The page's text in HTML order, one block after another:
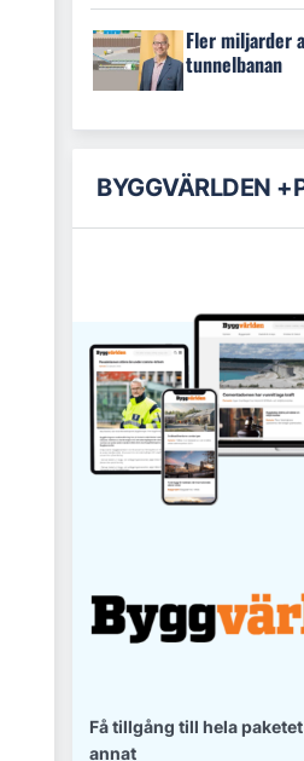
Fler miljarder
tunnelbanan
BYGGVÄRLDEN
Få tillgång till hela
annat